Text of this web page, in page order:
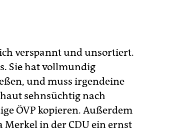
verspannt und unsortiert.
Sie hat vollmundig
und muss irgendeine
sehnsüchtig nach
ÖVP kopieren. Außerdem
in der CDU ein ernst